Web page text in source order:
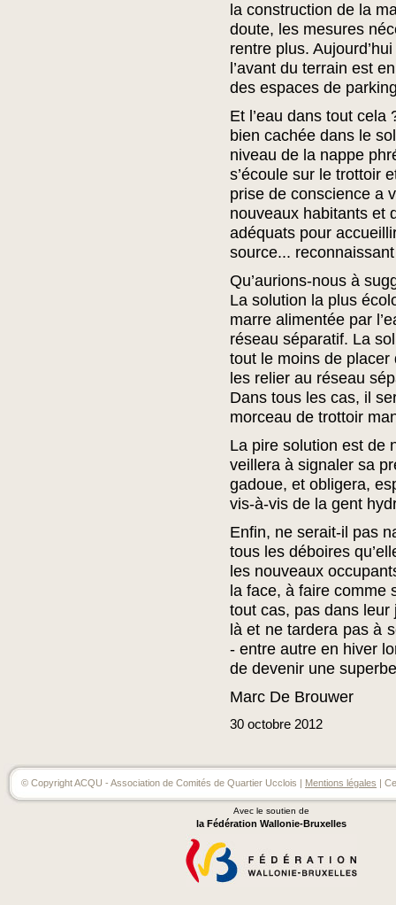
la construction de la
doute, les mesures
rentre plus.
l’avant du terrain est
des espaces de
Et l’eau dans tout cela
bien cachée dans le
niveau de la nappe
s’écoule sur le trottoir
prise de conscience a
nouveaux habitants et
adéquats pour
source...
Qu’aurions-nous à
La solution la plus
marre alimentée par
réseau séparatif. La
tout le moins de
les relier au réseau
Dans tous les cas, il
morceau de trottoir
La pire solution est de
veillera à signaler sa
gadoue, et obligera,
vis-à-vis de la gent
Enfin, ne serait-il pas
tous les déboires
les nouveaux
la face, à faire comme
tout cas, pas dans leur
là et ne tardera pas à
- entre autre en hiver
de devenir une
Marc De Brouwer
30 octobre 2012
© Copyright ACQU - Association de Comités de Quartier Ucclois | Mentions légales |
Avec le soutien de
la Fédération Wallonie-Bruxelles